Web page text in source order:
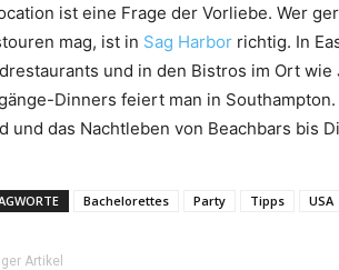
ist eine Frage der Vorliebe. Wer
mag, ist in Sag Harbor richtig. In
und in den Bistros im Ort
Dinners feiert man in Southampton.
und das Nachtleben von Beachbars bis
Bachelorettes Party Tipps USA
Artikel